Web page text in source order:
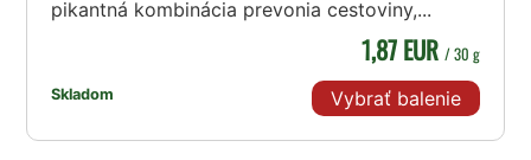
pikantná kombinácia prevonia cestoviny,...
Skladom
1,87 EUR / 30 g
Vybrať balenie